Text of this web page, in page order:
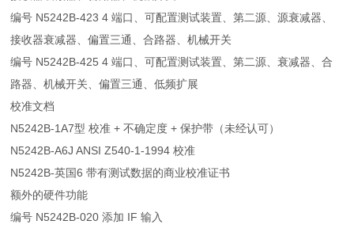
编号 N5242B-423 4 端口、可配置测试装置、第二源、源衰减器、
接收器衰减器、偏置三通、合路器、机械开关
编号 N5242B-425 4 端口、可配置测试装置、第二源、衰减器、合
路器、机械开关、偏置三通、低频扩展
校准文档
N5242B-1A7型 校准 + 不确定度 + 保护带（未经认可）
N5242B-A6J ANSI Z540-1-1994 校准
N5242B-英国6 带有测试数据的商业校准证书
额外的硬件功能
编号 N5242B-020 添加 IF 输入